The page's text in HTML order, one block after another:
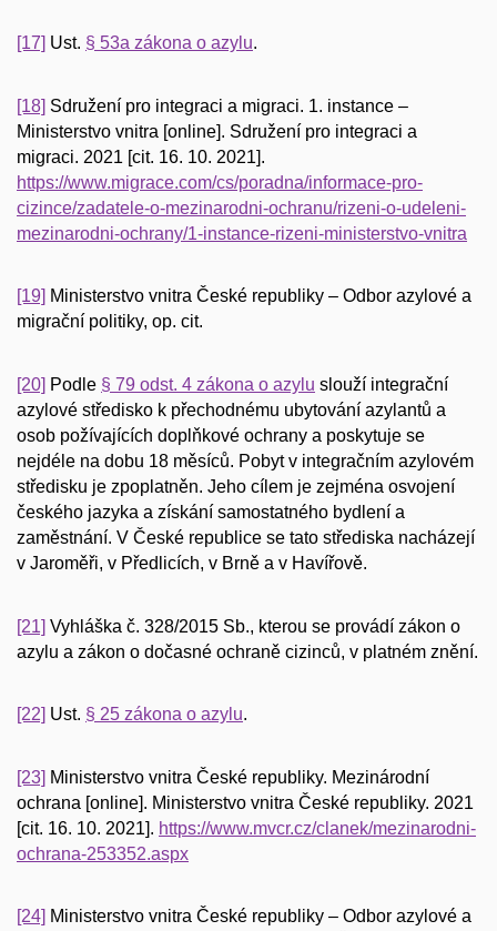
[17] Ust. § 53a zákona o azylu.
[18] Sdružení pro integraci a migraci. 1. instance –
Ministerstvo vnitra [online]. Sdružení pro integraci a
migraci. 2021 [cit. 16. 10. 2021].
https://www.migrace.com/cs/poradna/informace-pro-
cizince/zadatele-o-mezinarodni-ochranu/rizeni-o-udeleni-
mezinarodni-ochrany/1-instance-rizeni-ministerstvo-vnitra
[19] Ministerstvo vnitra České republiky – Odbor azylové a
migrační politiky, op. cit.
[20] Podle § 79 odst. 4 zákona o azylu slouží integrační
azylové středisko k přechodnému ubytování azylantů a
osob požívajících doplňkové ochrany a poskytuje se
nejdéle na dobu 18 měsíců. Pobyt v integračním azylovém
středisku je zpoplatněn. Jeho cílem je zejména osvojení
českého jazyka a získání samostatného bydlení a
zaměstnání. V České republice se tato střediska nacházejí
v Jaroměři, v Předlicích, v Brně a v Havířově.
[21] Vyhláška č. 328/2015 Sb., kterou se provádí zákon o
azylu a zákon o dočasné ochraně cizinců, v platném znění.
[22] Ust. § 25 zákona o azylu.
[23] Ministerstvo vnitra České republiky. Mezinárodní
ochrana [online]. Ministerstvo vnitra České republiky. 2021
[cit. 16. 10. 2021]. https://www.mvcr.cz/clanek/mezinarodni-
ochrana-253352.aspx
[24] Ministerstvo vnitra České republiky – Odbor azylové a